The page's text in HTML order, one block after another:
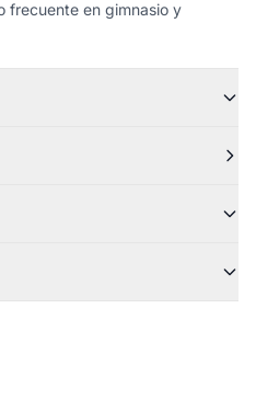
frecuente en gimnasio y